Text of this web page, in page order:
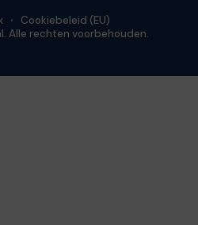
Alle rechten voorbehouden.
Cookiebeleid (EU)